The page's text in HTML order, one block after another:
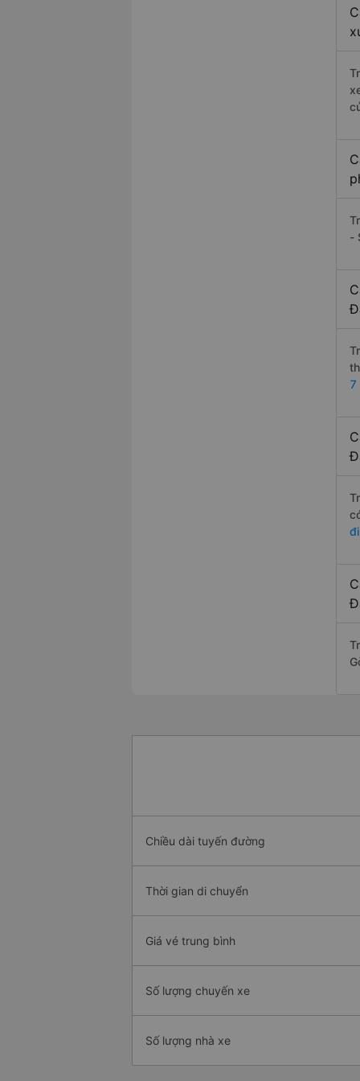
-
7
Chiều dài tuyến đường
Thời gian di chuyển
Giá vé trung bình
Số lượng chuyến xe
Số lượng nhà xe